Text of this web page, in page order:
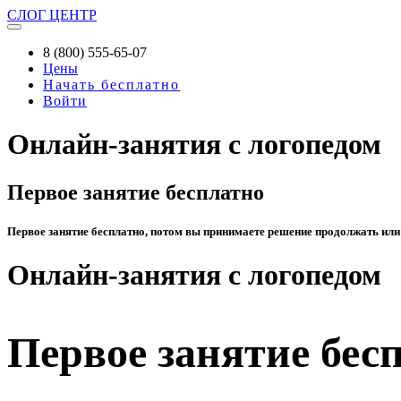
СЛОГ ЦЕНТР
8 (800) 555-65-07
Цены
Начать бесплатно
Войти
Онлайн-занятия с логопедом
Первое занятие бесплатно
Первое занятие бесплатно, потом вы принимаете решение продолжать или
Онлайн-занятия с логопедом
Первое занятие